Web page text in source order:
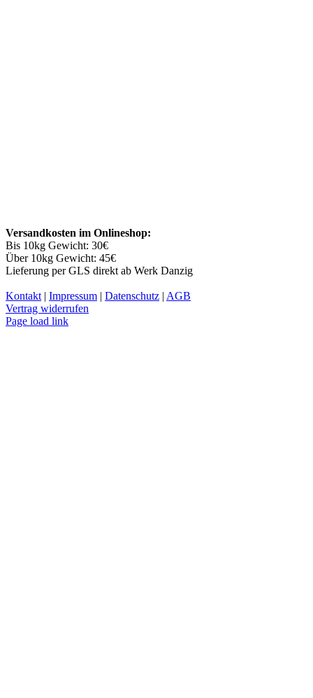
Versandkosten im Onlineshop:
Bis 10kg Gewicht: 30€
Über 10kg Gewicht: 45€
Lieferung per GLS direkt ab Werk Danzig
Kontakt | Impressum | Datenschutz | AGB
Vertrag widerrufen
Facebook
YouTube
Instagram
Page load link